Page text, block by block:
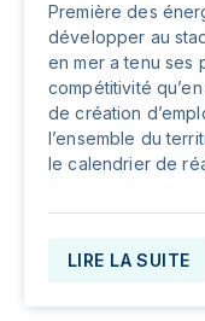
Première des
développer au
en mer a tenu ses
compétitivité
de création
l’ensemble du
le calendrier de
LIRE LA SUITE